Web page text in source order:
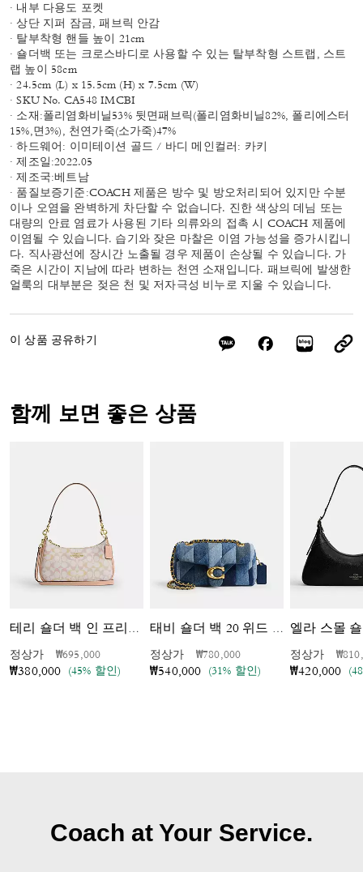
· 내부 다용도 포켓
· 상단 지퍼 잠금, 패브릭 안감
· 탈부착형 핸들 높이 21cm
· 숄더백 또는 크로스바디로 사용할 수 있는 탈부착형 스트랩, 스트
랩 높이 58cm
· 24.5cm (L) x 15.5cm (H) x 7.5cm (W)
· SKU No. CA548 IMCBI
· 소재:폴리염화비닐53% 뒷면패브릭(폴리염화비닐82%, 폴리에스터
15%,면3%), 천연가죽(소가죽)47%
· 하드웨어: 이미테이션 골드 / 바디 메인컬러: 카키
· 제조일:2022.05
· 제조국:베트남
· 품질보증기준:COACH 제품은 방수 및 방오처리되어 있지만 수분
이나 오염을 완벽하게 차단할 수 없습니다. 진한 색상의 데님 또는
대량의 안료 염료가 사용된 기타 의류와의 접촉 시 COACH 제품에
이염될 수 있습니다. 습기와 잦은 마찰은 이염 가능성을 증가시킵니
다. 직사광선에 장시간 노출될 경우 제품이 손상될 수 있습니다. 가
죽은 시간이 지남에 따라 변하는 천연 소재입니다. 패브릭에 발생한
얼룩의 대부분은 젖은 천 및 저자극성 비누로 지울 수 있습니다.
이 상품 공유하기
함께 보면 좋은 상품
테리 숄더 백 인 프리티 시그니처 캔버스
정상가 가격 인하 전
₩695,000인하됨
₩380,000 (45% 할인)
태비 숄더 백 20 위드 패치워크 퀼팅
정상가 가격 인하 전
₩780,000인하됨
₩540,000 (31% 할인)
엘라 스몰
정상가 가격
₩420,000
Coach at Your Service.